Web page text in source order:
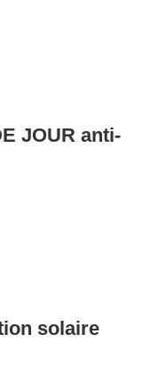
JOUR anti-
solaire